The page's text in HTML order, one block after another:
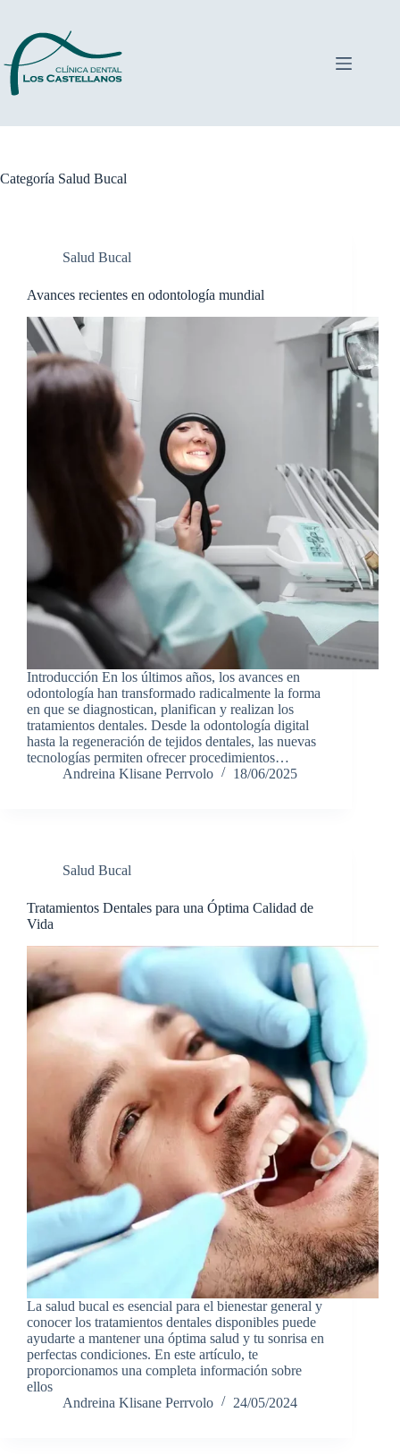
contenido
Categoría Salud Bucal
Salud Bucal
Avances recientes en odontología mundial
Introducción En los últimos años, los avances en
odontología han transformado radicalmente la forma
en que se diagnostican, planifican y realizan los
tratamientos dentales. Desde la odontología digital
hasta la regeneración de tejidos dentales, las nuevas
tecnologías permiten ofrecer procedimientos…
Andreina Klisane Perrvolo
18/06/2025
Salud Bucal
Tratamientos Dentales para una Óptima Calidad de
Vida
La salud bucal es esencial para el bienestar general y
conocer los tratamientos dentales disponibles puede
ayudarte a mantener una óptima salud y tu sonrisa en
perfectas condiciones. En este artículo, te
proporcionamos una completa información sobre
ellos
Andreina Klisane Perrvolo
24/05/2024